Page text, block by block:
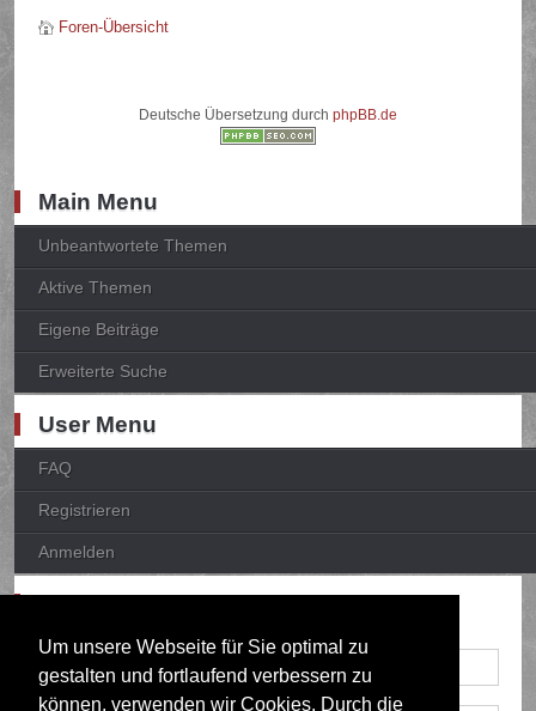
Um unsere Webseite für Sie optimal zu
gestalten und fortlaufend verbessern zu
können, verwenden wir Cookies. Durch die
Foren-Übersicht
Deutsche Übersetzung durch phpBB.de
Main Menu
Unbeantwortete Themen
Aktive Themen
Eigene Beiträge
Erweiterte Suche
User Menu
FAQ
Registrieren
Anmelden